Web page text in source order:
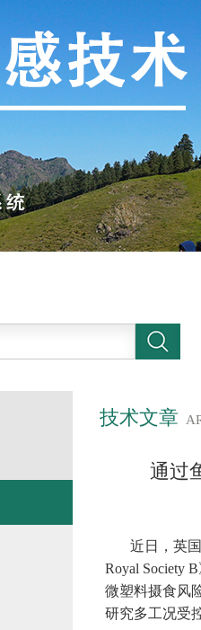
技术文章
通过
近日，英
Royal Society B
微塑料摄食风
研究多工况受